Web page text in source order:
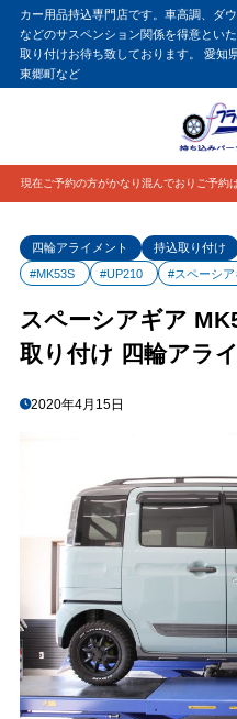
カー用品持込専門店です。車高調、ダ
などのサスペンション関係を得意とい
取り付けお待ち致しております。 愛知
東郷町など
現在ご予約の方がかなり混んでおりご予約
四輪アライメント 持込取り付け
#MK53S
#UP210 #スペーシア
スペーシアギア
取り付け 四輪アラ
2020年4月15日